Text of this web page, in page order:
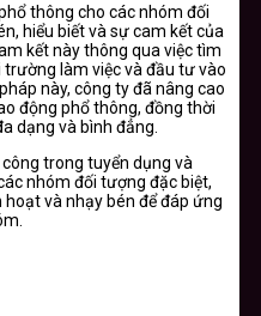
thông cho các nhóm đối
hiểu biết và sự cam kết của
kết này thông qua việc tìm
làm việc và đầu tư vào
này, công ty đã nâng cao
động phổ thông, đồng thời
dạng và bình đẳng.
trong tuyển dụng và
nhóm đối tượng đặc biệt,
và nhạy bén để đáp ứng